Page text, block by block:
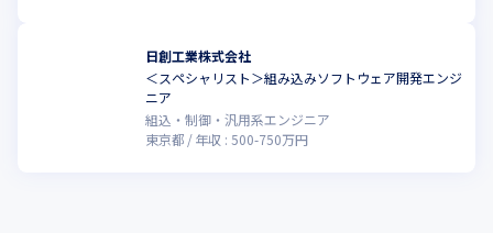
日創工業株式会社
＜スペシャリスト＞組み込みソフトウェア開発エンジ
ニア
組込・制御・汎用系エンジニア
東京都
年収 :500-750万円